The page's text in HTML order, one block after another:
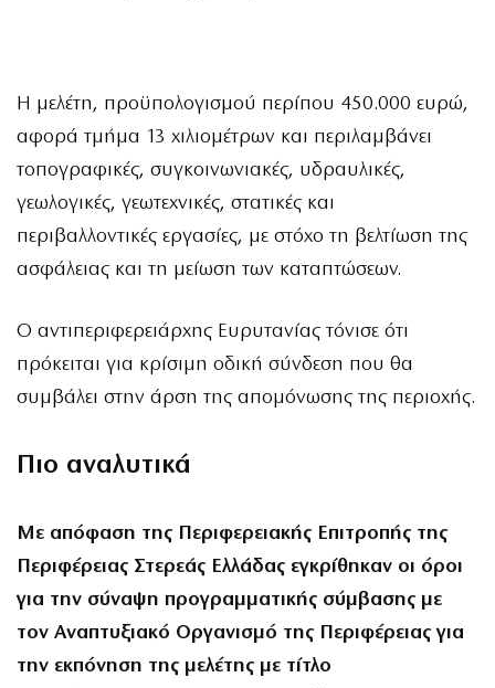
Η μελέτη, προϋπολογισμού περίπου 450.000 ευρώ,
αφορά τμήμα 13 χιλιομέτρων και περιλαμβάνει
τοπογραφικές, συγκοινωνιακές, υδραυλικές,
γεωλογικές, γεωτεχνικές, στατικές και
περιβαλλοντικές εργασίες, με στόχο τη βελτίωση της
ασφάλειας και τη μείωση των καταπτώσεων.
Ο αντιπεριφερειάρχης Ευρυτανίας τόνισε ότι
πρόκειται για κρίσιμη οδική σύνδεση που θα
συμβάλει στην άρση της απομόνωσης της περιοχής.
Πιο αναλυτικά
Με απόφαση της Περιφερειακής Επιτροπής της
Περιφέρειας Στερεάς Ελλάδας εγκρίθηκαν οι όροι
για την σύναψη προγραμματικής σύμβασης με
τον Αναπτυξιακό Οργανισμό της Περιφέρειας για
την εκπόνηση της μελέτης με τίτλο